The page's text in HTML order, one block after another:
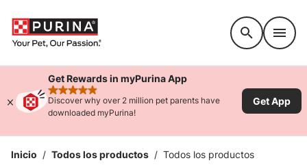
Get Rewards in myPurina App
rated 4.9 stars
Discover why over 2 million pet parents have
downloaded myPurina!
Get App
Inicio / Todos los productos / Todos los productos